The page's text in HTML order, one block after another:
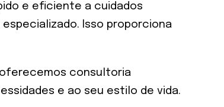
e eficiente a cuidados
Isso proporciona
oferecemos consultoria
e ao seu estilo de vida.